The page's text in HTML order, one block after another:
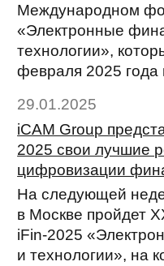
Международном
«Электронные
технологии»,
февраля 2025 года
29.01.2025
iCAM Group
2025 свои лучшие
цифровизации
На следующей
в Москве пройдет
iFin-2025
и технологии», на